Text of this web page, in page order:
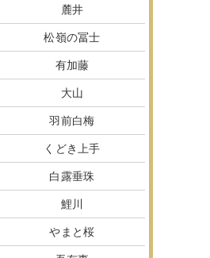
麓井
松嶺の冨士
有加藤
大山
羽前白梅
くどき上手
白露垂珠
鯉川
やまと桜